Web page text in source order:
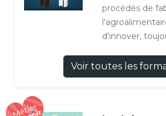
procédés de
d'innover,
Voir toutes les